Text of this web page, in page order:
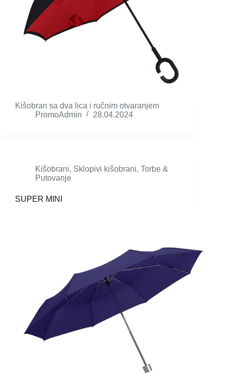
Kišobran sa dva lica i ručnim otvaranjem
PromoAdmin
28.04.2024
Kišobrani, Sklopivi kišobrani, Torbe &
Putovanje
SUPER MINI